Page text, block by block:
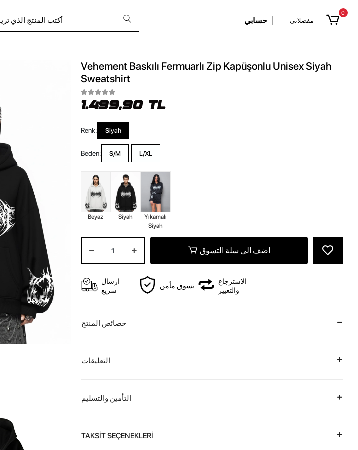
حسابي مفضلاتي
0
Vehement Baskılı Fermuarlı Zip Kapüşonlu Unisex Siyah
Sweatshirt
1.499,90 TL
Renk: Siyah
Beden: S/M L/XL
Beyaz Siyah
Yıkamalı
Siyah
اضف الى سلة التسوق
ارسال
سريع
تسوق مأمن
الاسترجاع
والتغيير
خصائص المنتج
التعليقات
التأمين والتسليم
TAKSİT SEÇENEKLERİ